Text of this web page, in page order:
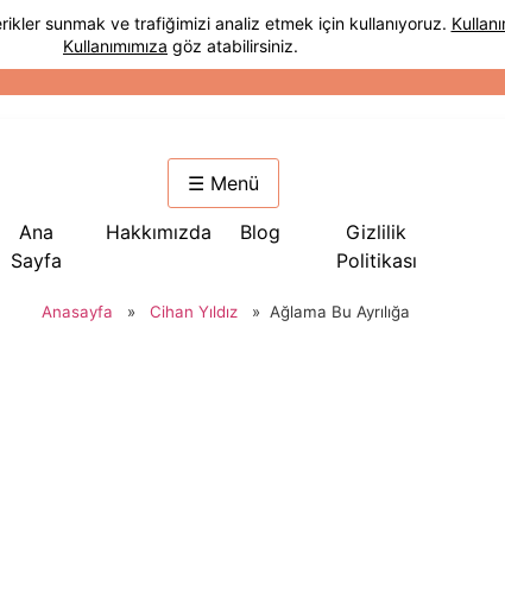
☰ Menü
Ana
Sayfa
Hakkımızda Blog
Gizlilik
Politikası
Anasayfa » Cihan Yıldız » Ağlama Bu Ayrılığa